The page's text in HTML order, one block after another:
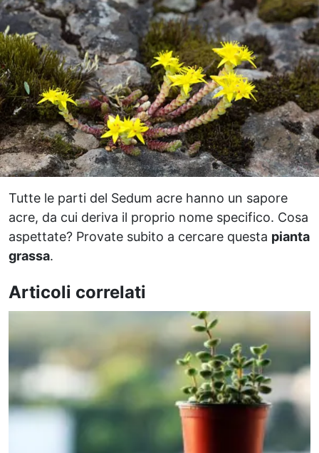
Tutte le parti del Sedum acre hanno un sapore
acre, da cui deriva il proprio nome specifico. Cosa
aspettate? Provate subito a cercare questa pianta
grassa.
Articoli correlati